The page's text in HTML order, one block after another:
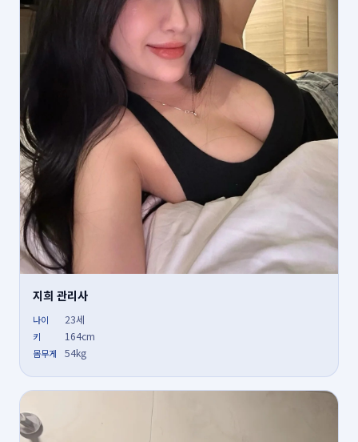
지희 관리사
나이 23세
키 164cm
몸무게 54kg